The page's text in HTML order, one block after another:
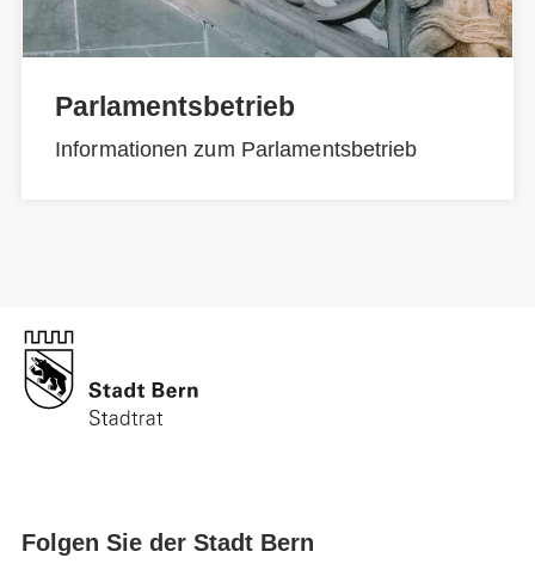
Parlamentsbetrieb
Informationen zum Parlamentsbetrieb
Folgen Sie der Stadt Bern